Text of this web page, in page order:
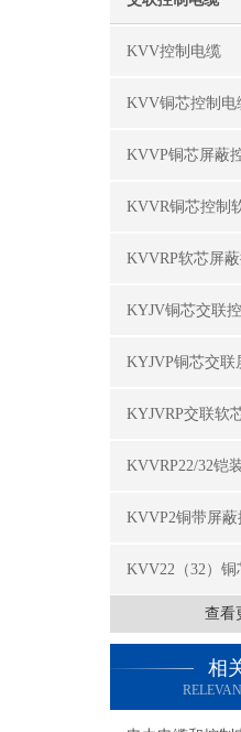
KVV控制电缆
KVV铜芯控制电
KVVP铜芯屏蔽
KVVR铜芯控制
KVVRP软芯屏
KYJV铜芯交联
KYJVP铜芯交联
KYJVRP交联软
KVVRP22/32铠
KVVP2铜带屏
KVV22（32）
查看
相